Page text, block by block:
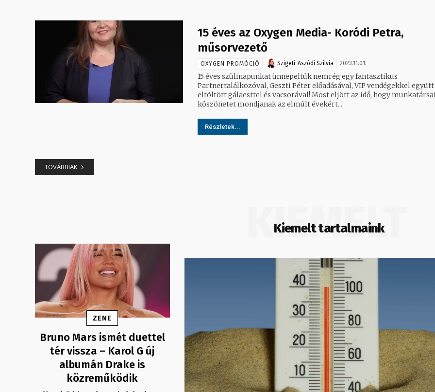
15 éves az Oxygen Media- Koródi Petra,
műsorvezető
OXYGEN PROMÓCIÓ Szigeti-Aszódi Szilvia 2023.11.01.
15 éves szülinapunkat ünnepeltük nemrég egy fantasztikus
Partnertalálkozóval, Geszti Péter előadásával, VIP vendégekkel együtt
eltöltött gálaesttel és vacsorával! Most eljött az idő, hogy munkatársaink is
köszönetet mondjanak az elmúlt évekért...
Részletek...
TOVÁBBIAK
Kiemelt tartalmaink
KIEMELT
ZENE
Bruno Mars ismét duettel
tér vissza – Karol G új
albumán Drake is
közreműködik